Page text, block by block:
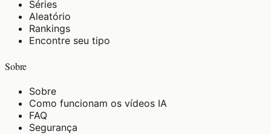
Séries
Aleatório
Rankings
Encontre seu tipo
Sobre
Sobre
Como funcionam os vídeos IA
FAQ
Segurança